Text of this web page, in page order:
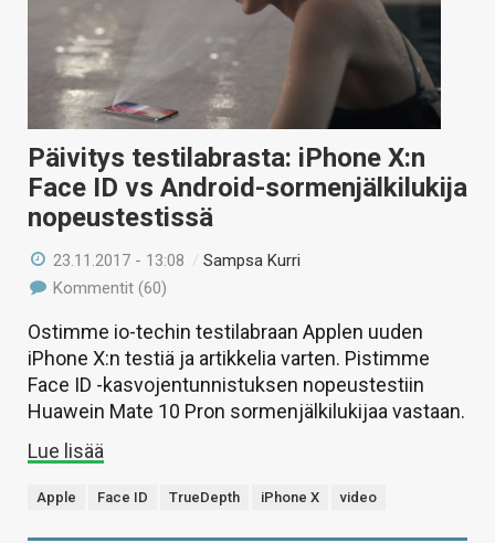
Päivitys testilabrasta: iPhone X:n
Face ID vs Android-sormenjälkilukija
nopeustestissä
23.11.2017 - 13:08 /Sampsa Kurri
Kommentit (60)
Ostimme io-techin testilabraan Applen uuden
iPhone X:n testiä ja artikkelia varten. Pistimme
Face ID -kasvojentunnistuksen nopeustestiin
Huawein Mate 10 Pron sormenjälkilukijaa vastaan.
Lue lisää
Apple Face ID TrueDepth iPhone X video